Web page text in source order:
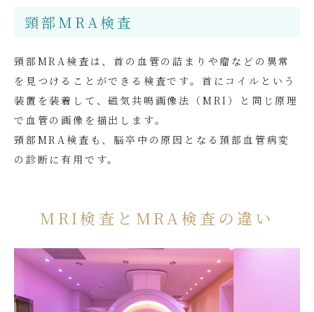
頸部MRA検査
頸部MRA検査は、首の血管の詰まりや瘤などの異常
を見つけることができる検査です。首にコイルという
装置を装着して、磁気共鳴画像法（MRI）と同じ原理
で血管の画像を描出します。
頸部MRA検査も、脳卒中の原因となる頚部血管病変
の診断に有用です。
MRI検査とMRA検査の違い